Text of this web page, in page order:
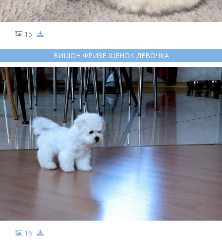
15
БИШОН ФРИЗЕ ЩЕНОК ДЕВОЧКА
16